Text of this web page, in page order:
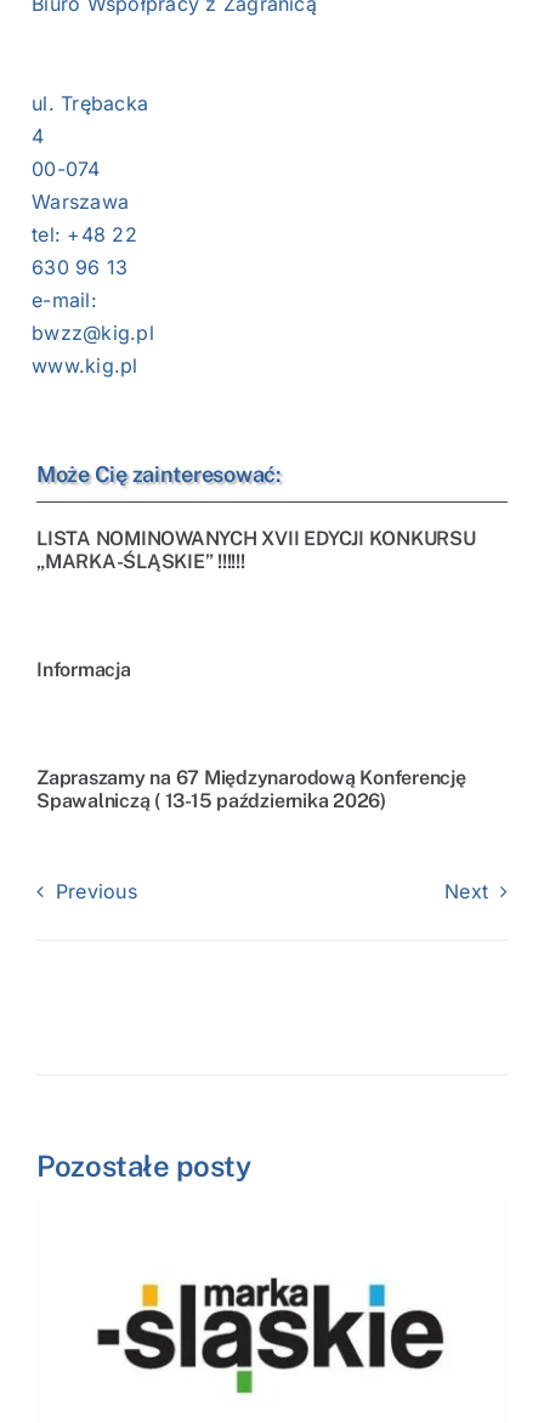
ul. Trębacka
4
00-074
Warszawa
tel: +48 22
630 96 13
e-mail:
bwzz@kig.pl
www.kig.pl
Może Cię zainteresować:
LISTA NOMINOWANYCH XVII EDYCJI KONKURSU
„MARKA-ŚLĄSKIE” !!!!!!
Informacja
Zapraszamy na 67 Międzynarodową Konferencję
Spawalniczą ( 13-15 października 2026)
Previous Next
Pozostałe posty